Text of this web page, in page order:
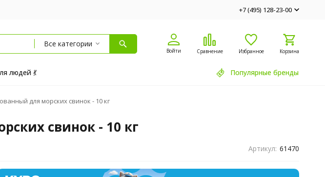
+7 (495) 128-23-00
Все категории
Войти Сравнение Избранное Корзина
людей 💃 Популярные бренды
для морских свинок - 10 кг
свинок - 10 кг
Артикул: 61470